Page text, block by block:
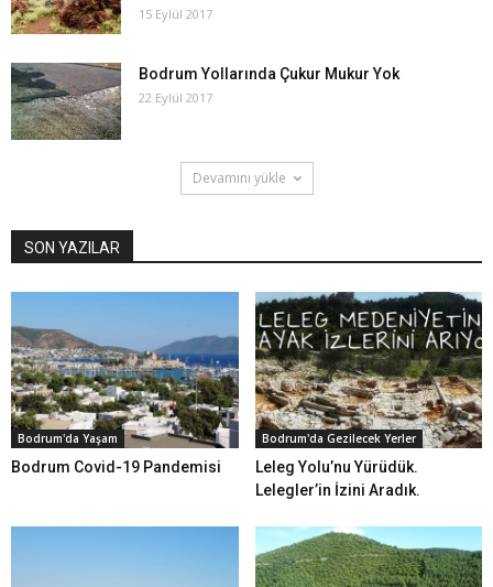
15 Eylül 2017
Bodrum Yollarında Çukur Mukur Yok
22 Eylül 2017
Devamını yükle
SON YAZILAR
Bodrum'da Yaşam
Bodrum Covid-19 Pandemisi
Bodrum'da Gezilecek Yerler
Leleg Yolu’nu Yürüdük.
Lelegler’in İzini Aradık.